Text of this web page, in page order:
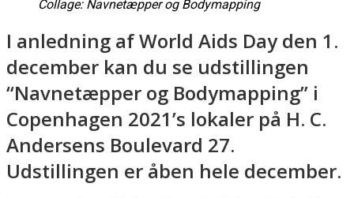
Collage: Navnetæpper og Bodymapping
I anledning af World Aids Day den 1.
december kan du se udstillingen
“Navnetæpper og Bodymapping” i
Copenhagen 2021’s lokaler på H. C.
Andersens Boulevard 27.
Udstillingen er åben hele december.